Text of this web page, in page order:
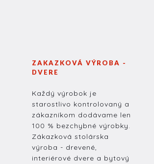
ZAKAZKOVÁ VÝROBA -
DVERE
Každý výrobok je
starostlivo kontrolovaný a
zákazníkom dodávame len
100 % bezchybné výrobky.
Zákazková stolárska
výroba - drevené,
interiérové dvere a bytový